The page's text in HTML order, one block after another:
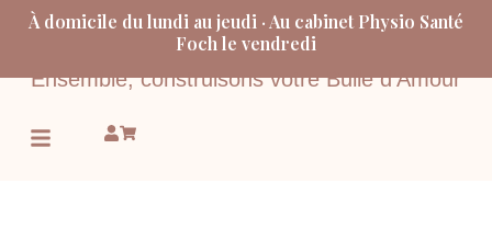
Aller
contenu
À domicile du lundi au jeudi · Au cabinet Physio Santé
Foch le vendredi
Ensemble, construisons votre Bulle d’Amour
Menu